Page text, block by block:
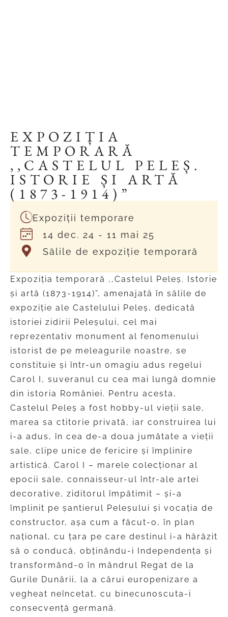
EXPOZIȚIA
TEMPORARĂ
,,CASTELUL PELEȘ.
ISTORIE ȘI ARTĂ
(1873-1914)”
Expoziții temporare
14 dec. 24 - 11 mai 25
Sălile de expoziție temporară
Expoziția temporară ,,Castelul Peleș. Istorie
și artă (1873-1914)”, amenajată în sălile de
expoziție ale Castelului Peleș, dedicată
istoriei zidirii Peleșului, cel mai
reprezentativ monument al fenomenului
istorist de pe meleagurile noastre, se
constituie și într-un omagiu adus regelui
Carol I, suveranul cu cea mai lungă domnie
din istoria României. Pentru acesta,
Castelul Peleș a fost hobby-ul vieții sale,
marea sa ctitorie privată, iar construirea lui
i-a adus, în cea de-a doua jumătate a vieții
sale, clipe unice de fericire și împlinire
artistică. Carol I – marele colecționar al
epocii sale, connaisseur-ul într-ale artei
decorative, ziditorul împătimit – și-a
împlinit pe șantierul Peleșului și vocația de
constructor, așa cum a făcut-o, în plan
național, cu țara pe care destinul i-a hărăzit
să o conducă, obținându-i Independența și
transformând-o în mândrul Regat de la
Gurile Dunării, la a cărui europenizare a
vegheat neîncetat, cu binecunoscuta-i
consecvență germană.